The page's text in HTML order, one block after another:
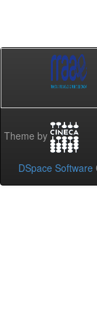
Theme by
DSpace Software